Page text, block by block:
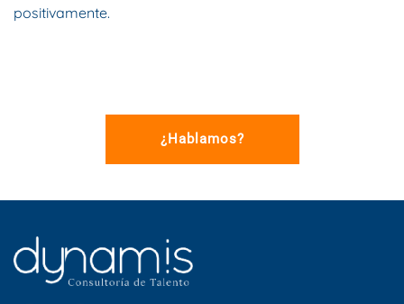
positivamente.
¿Hablamos?